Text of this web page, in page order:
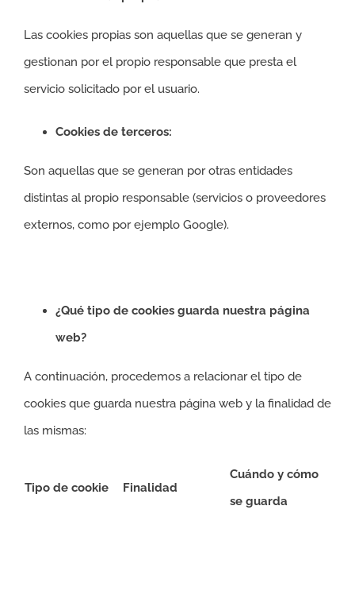
Las cookies propias son aquellas que se generan y
gestionan por el propio responsable que presta el
servicio solicitado por el usuario.
Cookies de terceros:
Son aquellas que se generan por otras entidades
distintas al propio responsable (servicios o proveedores
externos, como por ejemplo Google).
¿Qué tipo de cookies guarda nuestra página
web?
A continuación, procedemos a relacionar el tipo de
cookies que guarda nuestra página web y la finalidad de
las mismas:
Tipo de cookie Finalidad
Cuándo y cómo
se guarda